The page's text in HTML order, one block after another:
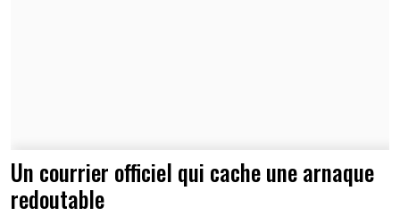
Un courrier officiel qui cache une arnaque
redoutable